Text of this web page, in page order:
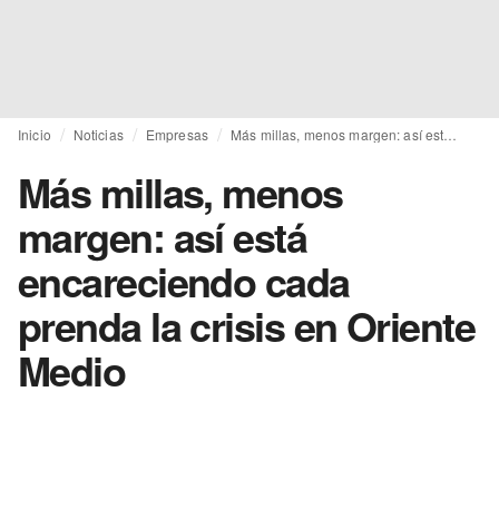
Inicio Noticias Empresas
Más millas, menos
margen: así está
encareciendo cada
prenda la crisis en Oriente
Medio